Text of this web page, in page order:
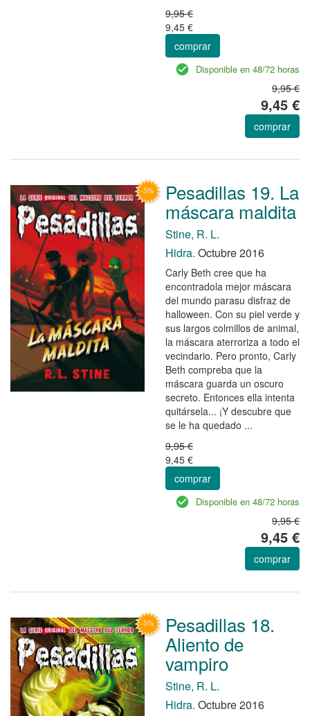
9,95 €
9,45 €
comprar
Disponible en 48/72 horas
9,95 €
9,45 €
comprar
Pesadillas 19. La
máscara maldita
Stine, R. L.
Hidra. Octubre 2016
Carly Beth cree que ha
encontradola mejor máscara
del mundo parasu disfraz de
halloween. Con su piel verde y
sus largos colmillos de animal,
la máscara aterroriza a todo el
vecindario. Pero pronto, Carly
Beth compreba que la
máscara guarda un oscuro
secreto. Entonces ella intenta
quitársela... ¡Y descubre que
se le ha quedado ...
9,95 €
9,45 €
comprar
Disponible en 48/72 horas
9,95 €
9,45 €
comprar
Pesadillas 18.
Aliento de
vampiro
Stine, R. L.
Hidra. Octubre 2016